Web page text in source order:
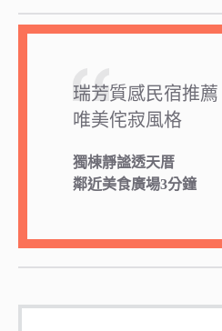
瑞芳質感民宿推薦
唯美侘寂風格
獨棟靜謐透天厝
鄰近美食廣場3分鐘